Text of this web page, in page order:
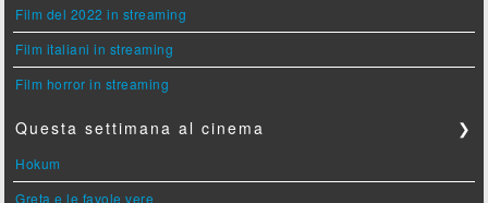
Film del 2022 in streaming
Film italiani in streaming
Film horror in streaming
Questa settimana al cinema ❯
Hokum
Greta e le favole vere